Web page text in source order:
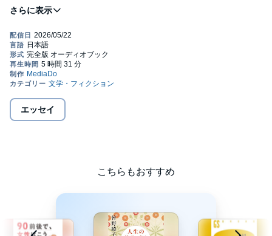
の始まり。
介護や認知症、老後のお金など、年とともに増えるさまざまな不
高齢社会の専門家が人生100年時代を生きるすべての人に贈る88
の知恵。
ユーモア満載のベストセラーを最新データにあらため、「猫との
老い暮らし」エッセイを増補した決定版。©2026 Keiko Higuchi
Published in Japan by CHUOKORON-SHINSHA. INC. (P)2026
エッセイ
こちらもおすすめ